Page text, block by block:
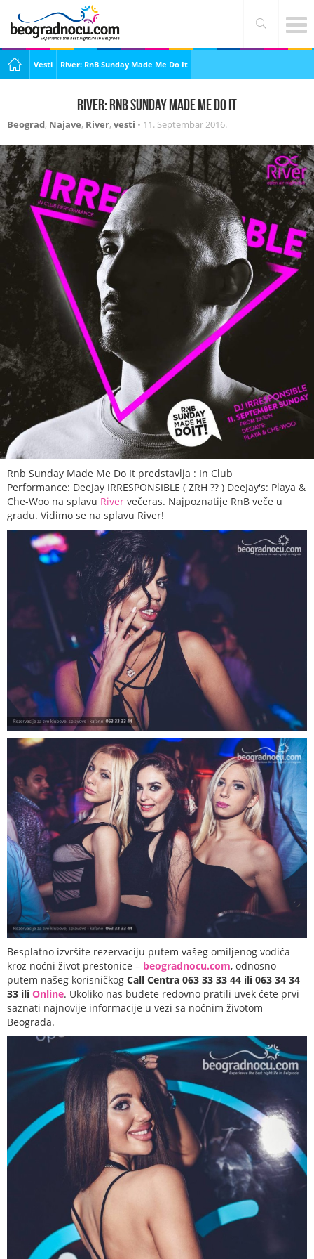
Vesti River: RnB Sunday Made Me Do It
River: RnB Sunday Made Me Do It
Beograd, Najave, River, vesti • 11. Septembar 2016.
Rnb Sunday Made Me Do It predstavlja : In Club
Performance: DeeJay IRRESPONSIBLE ( ZRH ?? ) DeeJay's: Playa &
Che-Woo na splavu River večeras. Najpoznatije RnB veče u
gradu. Vidimo se na splavu River!
Besplatno izvršite rezervaciju putem vašeg omiljenog vodiča
kroz noćni život prestonice – beogradnocu.com, odnosno
putem našeg korisničkog Call Centra 063 33 33 44 ili 063 34 34
33 ili Online. Ukoliko nas budete redovno pratili uvek ćete prvi
saznati najnovije informacije u vezi sa noćnim životom
Beograda.